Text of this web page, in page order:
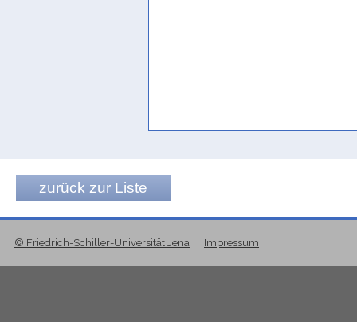
zurück zur Liste
© Friedrich-Schiller-Universität Jena Impressum